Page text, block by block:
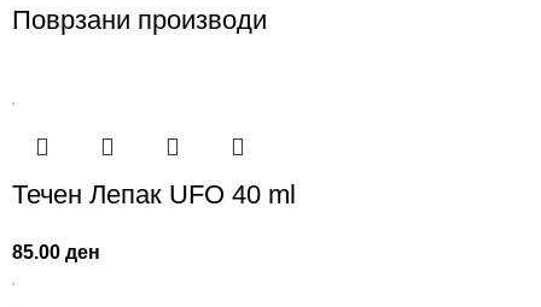
Поврзани производи
Течен Лепак UFO 40 ml
85.00ден